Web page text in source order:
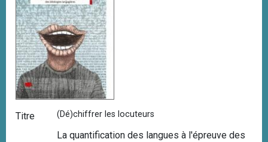
Titre (Dé)chiffrer les locuteurs
La quantification des langues à l'épreuve des